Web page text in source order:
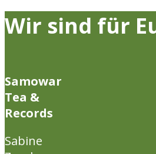
Wir sind für
Samowar
Tea &
Records
Sabine